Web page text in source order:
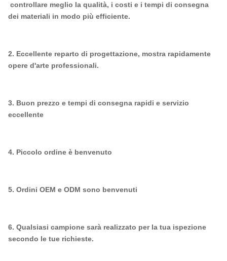
controllare meglio la qualità, i costi e i tempi di consegna
dei materiali in modo più efficiente.
2. Eccellente reparto di progettazione, mostra rapidamente
opere d'arte professionali.
3. Buon prezzo e tempi di consegna rapidi e servizio
eccellente
4. Piccolo ordine è benvenuto
5. Ordini OEM e ODM sono benvenuti
6. Qualsiasi campione sarà realizzato per la tua ispezione
secondo le tue richieste.